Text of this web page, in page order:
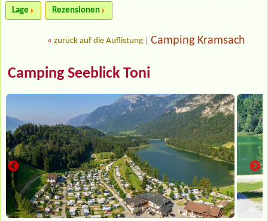
Lage Rezensionen
« zurück auf die Auflistung Camping Kramsach
Camping Seeblick Toni